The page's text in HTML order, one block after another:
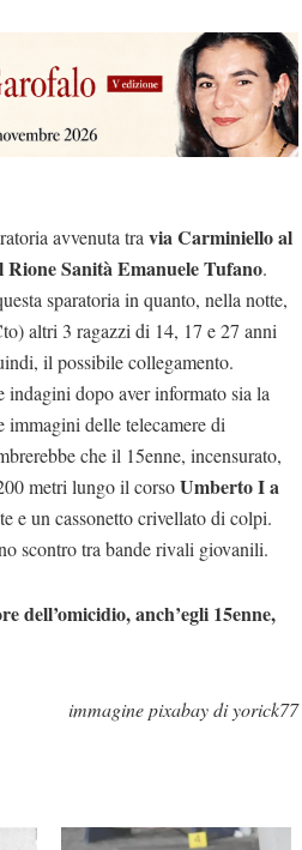
avvenuta travia Carminiello al
Rione Sanità Emanuele Tufano.
sparatoria in quanto, nella notte,
altri 3 ragazzi di 14, 17 e 27 anni
il possibile collegamento.
indagini dopo aver informato sia la
immagini delle telecamere di
che il 15enne, incensurato,
metri lungo il corsoUmberto I a
e un cassonetto crivellato di colpi.
scontro tra bande rivali giovanili.
dell’omicidio, anch’egli 15enne,
immagine pixabay di yorick77